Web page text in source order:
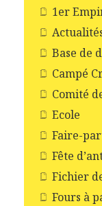
1er
Base de
Campé
Comité
Ecole
Faire-
Fête
Fichier
Fours à